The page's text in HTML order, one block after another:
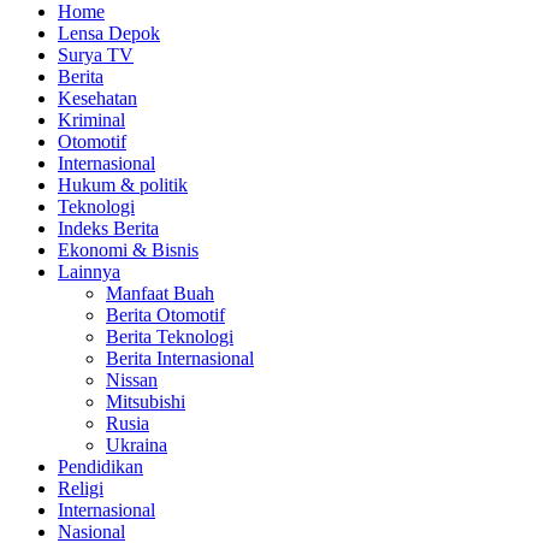
Home
Lensa Depok
Surya TV
Berita
Kesehatan
Kriminal
Otomotif
Internasional
Hukum & politik
Teknologi
Indeks Berita
Ekonomi & Bisnis
Lainnya
Manfaat Buah
Berita Otomotif
Berita Teknologi
Berita Internasional
Nissan
Mitsubishi
Rusia
Ukraina
Pendidikan
Religi
Internasional
Nasional